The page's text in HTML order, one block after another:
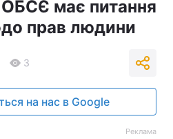
має питання
прав людини
3
на нас в Google
Реклама